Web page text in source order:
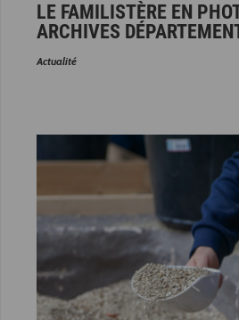
LE FAMILISTÈRE EN
ARCHIVES
Actualité